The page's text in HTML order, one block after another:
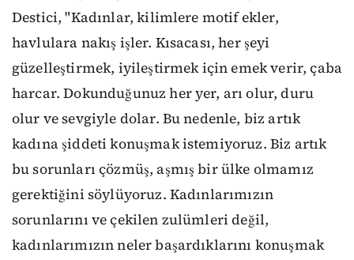
Destici, "Kadınlar, kilimlere motif ekler,
havlulara nakış işler. Kısacası, her şeyi
güzelleştirmek, iyileştirmek için emek verir, çaba
harcar. Dokunduğunuz her yer, arı olur, duru
olur ve sevgiyle dolar. Bu nedenle, biz artık
kadına şiddeti konuşmak istemiyoruz. Biz artık
bu sorunları çözmüş, aşmış bir ülke olmamız
gerektiğini söylüyoruz. Kadınlarımızın
sorunlarını ve çekilen zulümleri değil,
kadınlarımızın neler başardıklarını konuşmak